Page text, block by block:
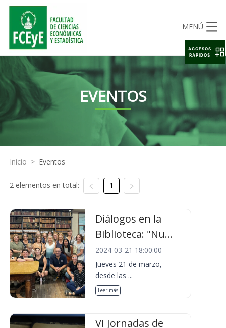
MENÚ
EVENTOS
Inicio > Eventos
2 elementos en total: 1
Diálogos en la
Biblioteca: "Nu...
2024-03-21 18:00:00
Jueves 21 de marzo,
desde las ...
Leer más
VI Jornadas de
ACCESOS
RAPIDOS